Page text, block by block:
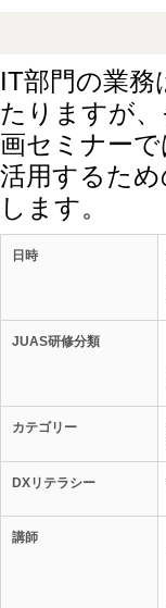
IT部門の業
たりますが
画セミナー
活用するた
します。
日時
JUAS研修分類
カテゴリー
DXリテラシー
講師